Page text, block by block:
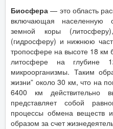
Биосфера — это область
включающая населенную
земной коры
(гидросферу) и нижнюю
тропосфере на высоте 18 км
литосфере на глубине
микроорганизмы. Таким
жизни” около 30 км, что на
6400 км действительно
представляет собой
процессы обмена веществ
образом за счет